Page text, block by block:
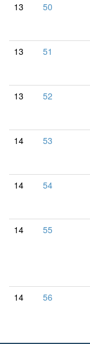
13
50
13
51
13
52
14
53
14
54
14
55
14 56